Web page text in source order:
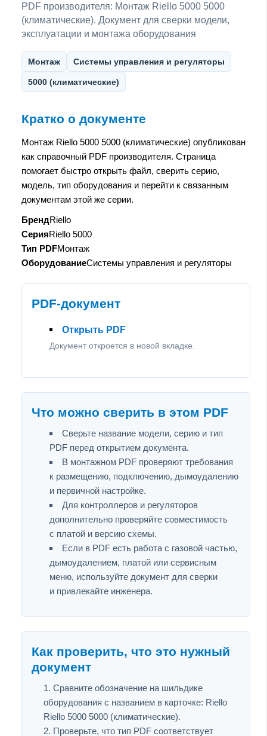
PDF производителя: Монтаж Riello 5000 5000
(климатические). Документ для сверки модели,
эксплуатации и монтажа оборудования
Монтаж Системы управления и регуляторы
5000 (климатические)
Кратко о документе
Монтаж Riello 5000 5000 (климатические) опубликован
как справочный PDF производителя. Страница
помогает быстро открыть файл, сверить серию,
модель, тип оборудования и перейти к связанным
документам этой же серии.
БрендRiello
СерияRiello 5000
Тип PDFМонтаж
ОборудованиеСистемы управления и регуляторы
PDF-документ
Открыть PDF
Документ откроется в новой вкладке.
Что можно сверить в этом PDF
Сверьте название модели, серию и тип
PDF перед открытием документа.
В монтажном PDF проверяют требования
к размещению, подключению, дымоудалению
и первичной настройке.
Для контроллеров и регуляторов
дополнительно проверяйте совместимость
с платой и версию схемы.
Если в PDF есть работа с газовой частью,
дымоудалением, платой или сервисным
меню, используйте документ для сверки
и привлекайте инженера.
Как проверить, что это нужный
документ
Сравните обозначение на шильдике
оборудования с названием в карточке: Riello
Riello 5000 5000 (климатические).
Проверьте, что тип PDF соответствует